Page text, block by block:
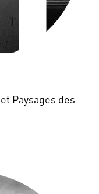
Paysages des